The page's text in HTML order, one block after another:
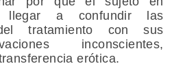
llegar a confundir las
tratamiento con sus
inconscientes,
erótica.